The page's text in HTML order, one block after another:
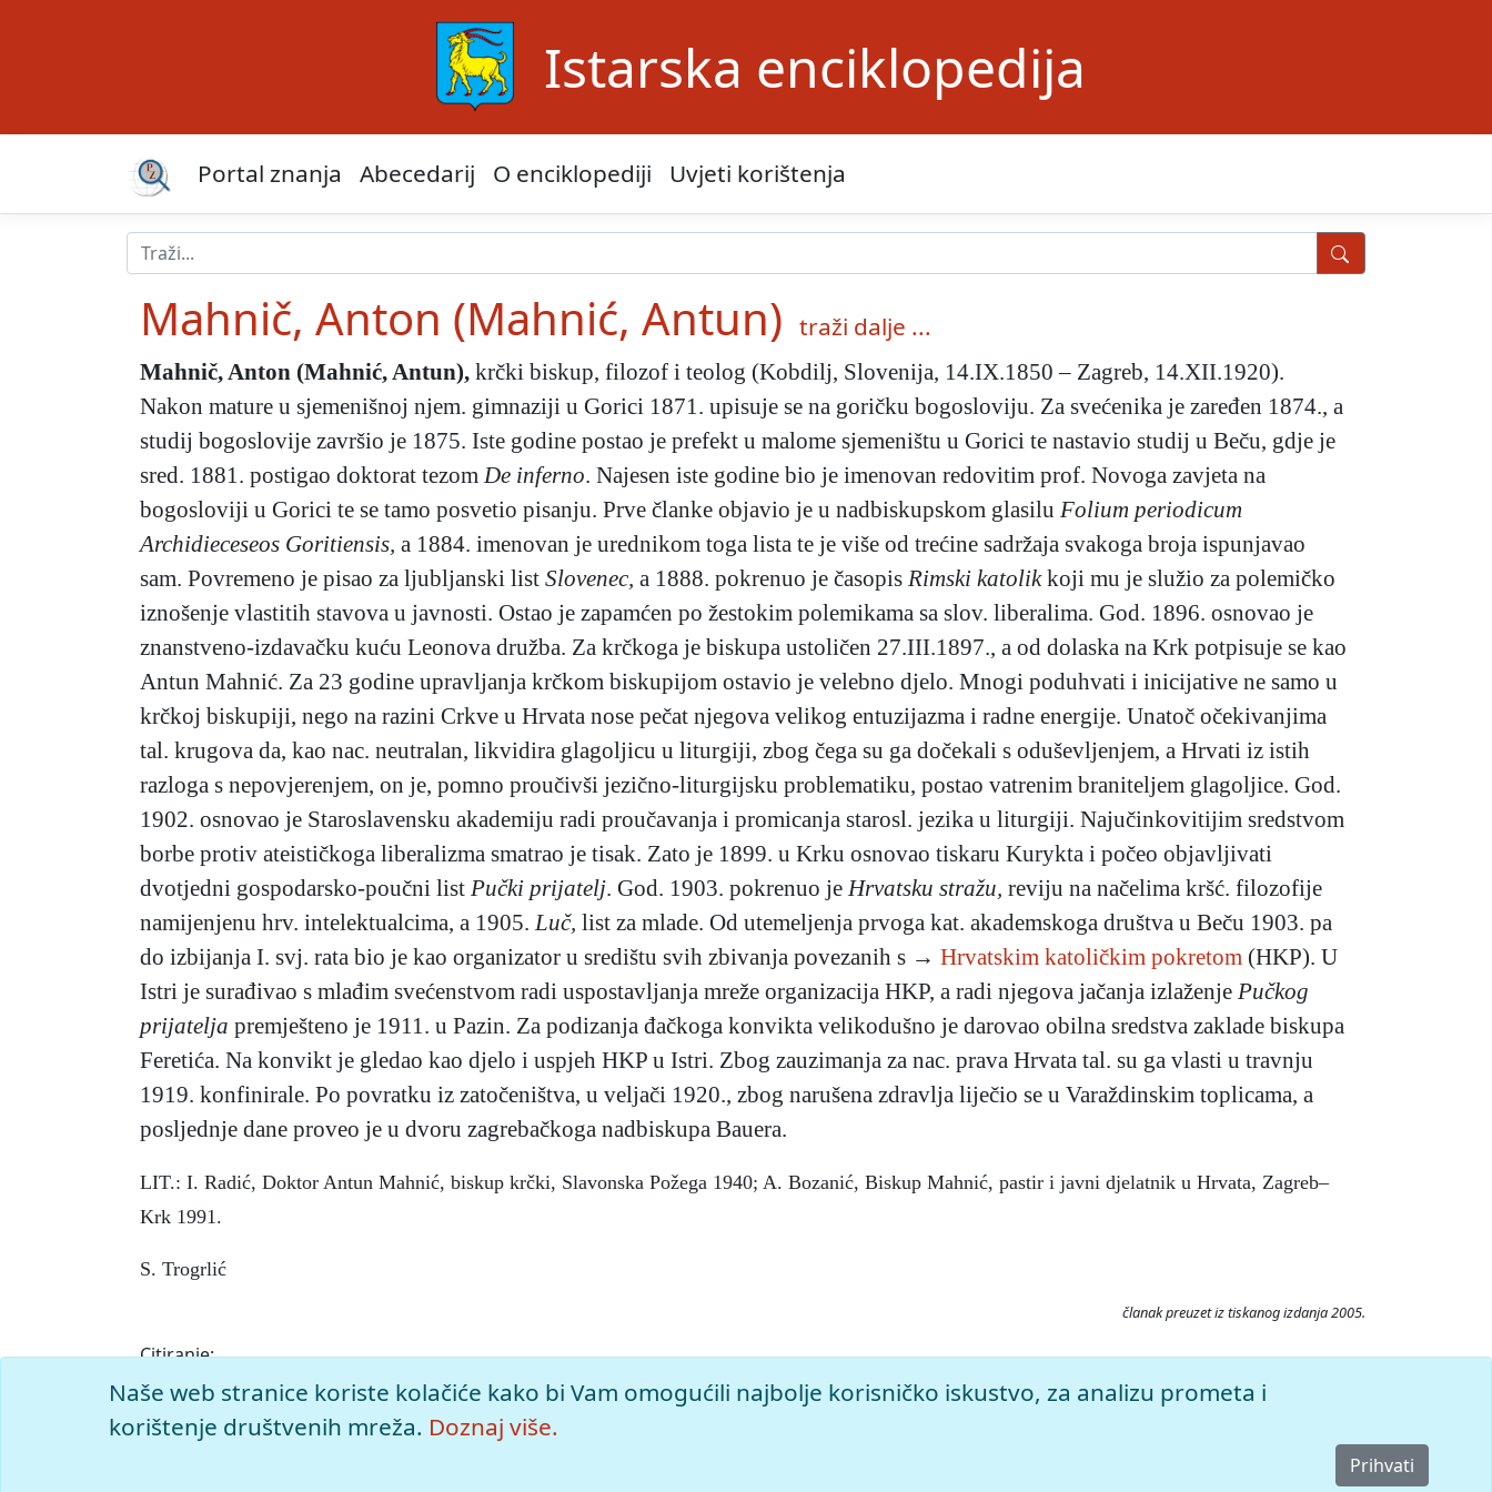
Istarska enciklopedija
Portal znanja Abecedarij O enciklopediji Uvjeti korištenja
Mahnič, Anton (Mahnić, Antun) traži dalje ...
Mahnič, Anton (Mahnić, Antun), krčki biskup, filozof i teolog (Kobdilj, Slovenija, 14.IX.1850 – Zagreb, 14.XII.1920).
Nakon mature u sjemenišnoj njem. gimnaziji u Gorici 1871. upisuje se na goričku bogosloviju. Za svećenika je zaređen 1874., a
studij bogoslovije završio je 1875. Iste godine postao je prefekt u malome sjemeništu u Gorici te nastavio studij u Beču, gdje je
sred. 1881. postigao doktorat tezom De inferno. Najesen iste godine bio je imenovan redovitim prof. Novoga zavjeta na
bogosloviji u Gorici te se tamo posvetio pisanju. Prve članke objavio je u nadbiskupskom glasilu Folium periodicum
Archidieceseos Goritiensis, a 1884. imenovan je urednikom toga lista te je više od trećine sadržaja svakoga broja ispunjavao
sam. Povremeno je pisao za ljubljanski list Slovenec, a 1888. pokrenuo je časopis Rimski katolikkoji mu je služio za polemičko
iznošenje vlastitih stavova u javnosti. Ostao je zapamćen po žestokim polemikama sa slov. liberalima. God. 1896. osnovao je
znanstveno-izdavačku kuću Leonova družba. Za krčkoga je biskupa ustoličen 27.III.1897., a od dolaska na Krk potpisuje se kao
Antun Mahnić. Za 23 godine upravljanja krčkom biskupijom ostavio je velebno djelo. Mnogi poduhvati i inicijative ne samo u
krčkoj biskupiji, nego na razini Crkve u Hrvata nose pečat njegova velikog entuzijazma i radne energije. Unatoč očekivanjima
tal. krugova da, kao nac. neutralan, likvidira glagoljicu u liturgiji, zbog čega su ga dočekali s oduševljenjem, a Hrvati iz istih
razloga s nepovjerenjem, on je, pomno proučivši jezično-liturgijsku problematiku, postao vatrenim braniteljem glagoljice. God.
1902. osnovao je Staroslavensku akademiju radi proučavanja i promicanja starosl. jezika u liturgiji. Najučinkovitijim sredstvom
borbe protiv ateističkoga liberalizma smatrao je tisak. Zato je 1899. u Krku osnovao tiskaru Kurykta i počeo objavljivati
dvotjedni gospodarsko-poučni list Pučki prijatelj. God. 1903. pokrenuo je Hrvatsku stražu, reviju na načelima kršć. filozofije
namijenjenu hrv. intelektualcima, a 1905. Luč, list za mlade. Od utemeljenja prvoga kat. akademskoga društva u Beču 1903. pa
do izbijanja I. svj. rata bio je kao organizator u središtu svih zbivanja povezanih s → Hrvatskim katoličkim pokretom (HKP). U
Istri je surađivao s mlađim svećenstvom radi uspostavljanja mreže organizacija HKP, a radi njegova jačanja izlaženje Pučkog
prijatelja premješteno je 1911. u Pazin. Za podizanja đačkoga konvikta velikodušno je darovao obilna sredstva zaklade biskupa
Feretića. Na konvikt je gledao kao djelo i uspjeh HKP u Istri. Zbog zauzimanja za nac. prava Hrvata tal. su ga vlasti u travnju
1919. konfinirale. Po povratku iz zatočeništva, u veljači 1920., zbog narušena zdravlja liječio se u Varaždinskim toplicama, a
posljednje dane proveo je u dvoru zagrebačkoga nadbiskupa Bauera.
LIT.: I. Radić, Doktor Antun Mahnić, biskup krčki, Slavonska Požega 1940; A. Bozanić, Biskup Mahnić, pastir i javni djelatnik u Hrvata, Zagreb–
Krk 1991.
S. Trogrlić
članak preuzet iz tiskanog izdanja 2005.
Citiranje:
Mahnič, Anton (Mahnić, Antun).
Istarska enciklopedija (2005), mrežno izdanje. Leksikografski zavod Miroslav Krleža, 2026. Pristupljeno 8.8.2026.
<https://istra.lzmk.hr/clanak/mahnic-anton-mahnic-antun->.
Naše web stranice koriste kolačiće kako bi Vam omogućili najbolje korisničko iskustvo, za analizu prometa i
korištenje društvenih mreža. Doznaj više.
Prihvati